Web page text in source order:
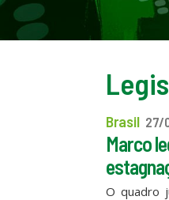
Brasil 27/
Marco
O quadro